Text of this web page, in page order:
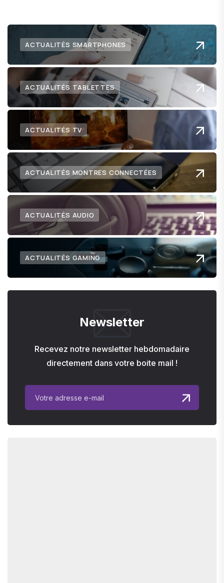
ACTUALITÉS SMARTPHONES
ACTUALITÉS TABLETTES
ACTUALITÉS TV
ACTUALITÉS MONTRES CONNECTÉES
ACTUALITÉS AUDIO
ACTUALITÉS GAMING
Newsletter
Recevez notre newsletter hebdomadaire
directement dans votre boite mail !